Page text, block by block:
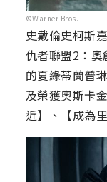
©Warner Bros.
史戴倫史柯斯
仇者聯盟2：
的夏綠蒂蘭普
及榮獲奧斯卡
近】、【成為